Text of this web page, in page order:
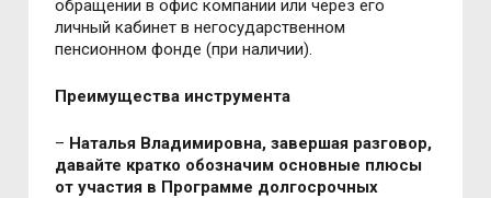
обращении в офис компании или через его
личный кабинет в негосударственном
пенсионном фонде (при наличии).
Преимущества инструмента
– Наталья Владимировна, завершая разговор,
давайте кратко обозначим основные плюсы
от участия в Программе долгосрочных